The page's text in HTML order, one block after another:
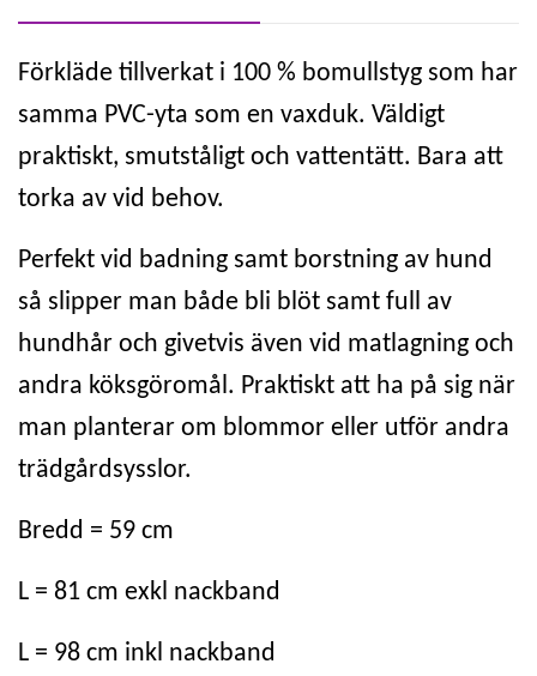
Förkläde tillverkat i 100 % bomullstyg som har
samma PVC-yta som en vaxduk. Väldigt
praktiskt, smutståligt och vattentätt. Bara att
torka av vid behov.
Perfekt vid badning samt borstning av hund
så slipper man både bli blöt samt full av
hundhår och givetvis även vid matlagning och
andra köksgöromål. Praktiskt att ha på sig när
man planterar om blommor eller utför andra
trädgårdsysslor.
Bredd = 59 cm
L = 81 cm exkl nackband
L = 98 cm inkl nackband